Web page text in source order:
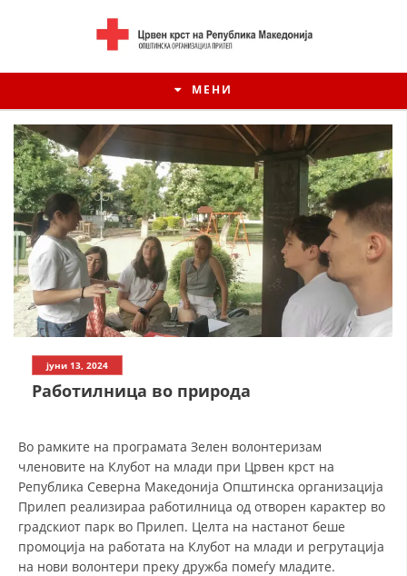
МЕНИ
ИСТОРИЈАТ НА ЦКРСМ
КОНТАКТ ИНФОРМАЦИИ
ЧЛЕНСТВО ВО ПРОФЕСИОНАЛНИ ТЕЛА
ЗАКОН ЗА ЦКРМ
јуни 13, 2024
Работилница во природа
Во рамките на програмата Зелен волонтеризам
членовите на Клубот на млади при Црвен крст на
Република Северна Македонија Општинска организација
Прилеп реализираа работилница од отворен карактер во
градскиот парк во Прилеп. Целта на настанот беше
промоција на работата на Клубот на млади и регрутација
на нови волонтери преку дружба помеѓу младите.